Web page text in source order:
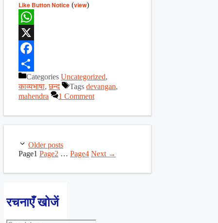
Like Button Notice (view)
WhatsApp
X
Facebook
ShareCategories Uncategorized,
काव्यभाषा,छन्द Tags devangan,
mahendra
1 Comment
Older posts
Page1 Page2 … Page4 Next →
रचनाएँ खोजें